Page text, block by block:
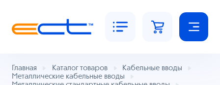
Главная Каталог товаров
Кабельные вводы
Металлические кабельные вводы